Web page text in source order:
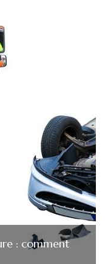
: comment